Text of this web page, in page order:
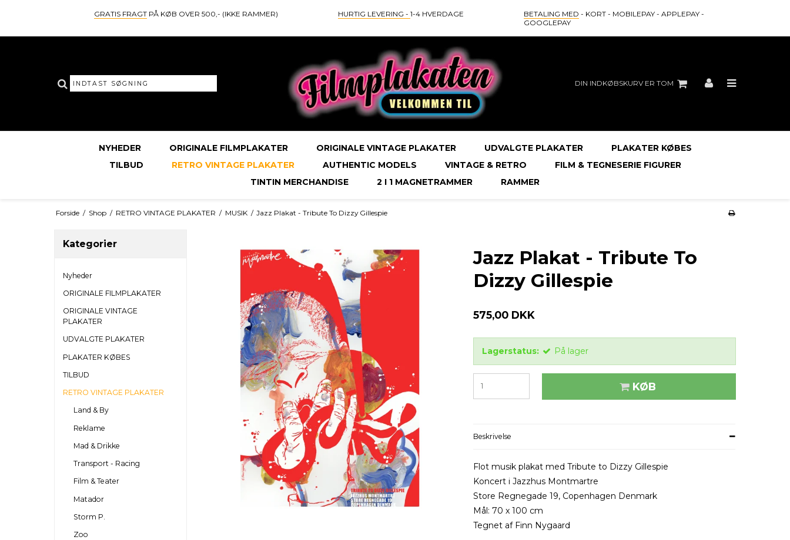
GRATIS FRAGTPÅ KØB OVER 500,- (IKKE RAMMER) HURTIG LEVERING - 1-4 HVERDAGE BETALING MED - KORT - MOBILEPAY - APPLEPAY -
GOOGLEPAY
DIN INDKØBSKURV ER TOM
NYHEDER ORIGINALE FILMPLAKATER ORIGINALE VINTAGE PLAKATER UDVALGTE PLAKATER
PLAKATER KØBES
TILBUD
RETRO VINTAGE PLAKATER AUTHENTIC MODELS VINTAGE & RETRO
FILM & TEGNESERIE FIGURER
TINTIN MERCHANDISE
2 I 1 MAGNETRAMMER RAMMER
Forside / Shop / RETRO VINTAGE PLAKATER / MUSIK / Jazz Plakat - Tribute To Dizzy Gillespie
Kategorier
Nyheder
ORIGINALE FILMPLAKATER
ORIGINALE VINTAGE
PLAKATER
UDVALGTE PLAKATER
PLAKATER KØBES
TILBUD
RETRO VINTAGE PLAKATER
Land & By
Reklame
Mad & Drikke
Transport - Racing
Film & Teater
Matador
Storm P.
Zoo
Jazz Plakat - Tribute To
Dizzy Gillespie
575,00 DKK
Lagerstatus: På lager
KØB
Beskrivelse
Flot musik plakat med Tribute to Dizzy Gillespie
Koncert i Jazzhus Montmartre
Store Regnegade 19, Copenhagen Denmark
Mål: 70 x 100 cm
Tegnet af Finn Nygaard